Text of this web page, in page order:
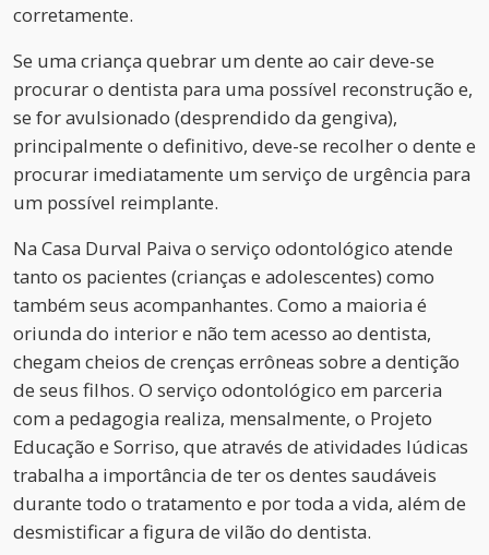
corretamente.
Se uma criança quebrar um dente ao cair deve-se
procurar o dentista para uma possível reconstrução e,
se for avulsionado (desprendido da gengiva),
principalmente o definitivo, deve-se recolher o dente e
procurar imediatamente um serviço de urgência para
um possível reimplante.
Na Casa Durval Paiva o serviço odontológico atende
tanto os pacientes (crianças e adolescentes) como
também seus acompanhantes. Como a maioria é
oriunda do interior e não tem acesso ao dentista,
chegam cheios de crenças errôneas sobre a dentição
de seus filhos. O serviço odontológico em parceria
com a pedagogia realiza, mensalmente, o Projeto
Educação e Sorriso, que através de atividades lúdicas
trabalha a importância de ter os dentes saudáveis
durante todo o tratamento e por toda a vida, além de
desmistificar a figura de vilão do dentista.